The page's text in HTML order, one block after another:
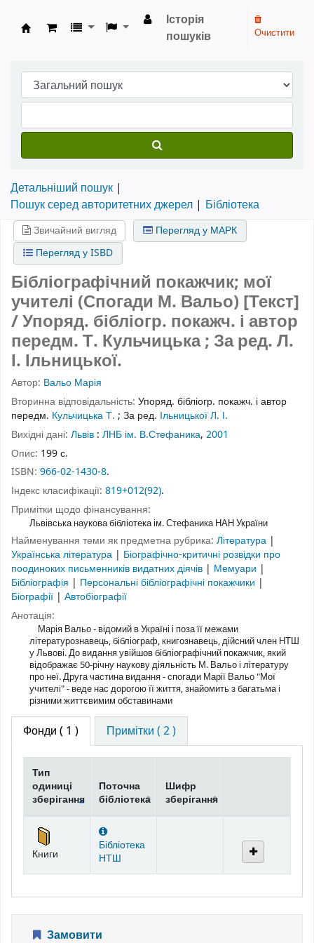
Бібліотека НТШ › Електронний каталог
Історія
пошуків
Очистити
Детальніший пошук
Пошук серед авторитетних джерел
Бібліотека
Звичайний вигляд
Перегляд у МАРК
Перегляд у ISBD
Бібліографічний покажчик; мої
учителі (Спогади М. Вальо) [Текст]
/ Упоряд. бібліогр. покажч. і автор
передм. Т. Кульчицька ; За ред. Л.
І. Ільницької.
Автор: Вальо Марія
Вторинна відповідальність: Упоряд. бібліогр. покажч. і автор
передм. Кульчицька Т. ; За ред. Ільницької Л. І.
Вихідні дані: Львів : ЛНБ ім. В.Стефаника, 2001
Опис: 199 с.
ISBN: 966-02-1430-8.
Індекс класифікації: 819+012(92).
Примітки щодо фінансування:
Львівська наукова бібліотека ім. Стефаника НАН України
Найменування теми як предметна рубрика: Література |
Українська література | Біографічно-критичні розвідки про
поодиноких письменників видатних діячів | Мемуари |
Бібліографія | Персональні бібліографічні покажчики |
Біографії | Автобіографії
Анотація:
Марія Вальо - відомий в Україні і поза її межами
літературознавець, бібліограф, книгознавець, дійсний член НТШ
у Львові. До видання увійшов бібліографічний покажчик, який
відображає 50-річну наукову діяльність М. Вальо і літературу
про неї. Друга частина видання - спогади Марії Вальо "Мої
учителі" - веде нас дорогою її життя, знайомить з багатьма і
різними життєвимим обставинами
Фонди ( 1 ) Примітки ( 2 )
Фонди
Тип
одиниці
зберігання
Поточна
бібліотека
Шифр
зберігання
Книги
Бібліотека
НТШ
Замовити